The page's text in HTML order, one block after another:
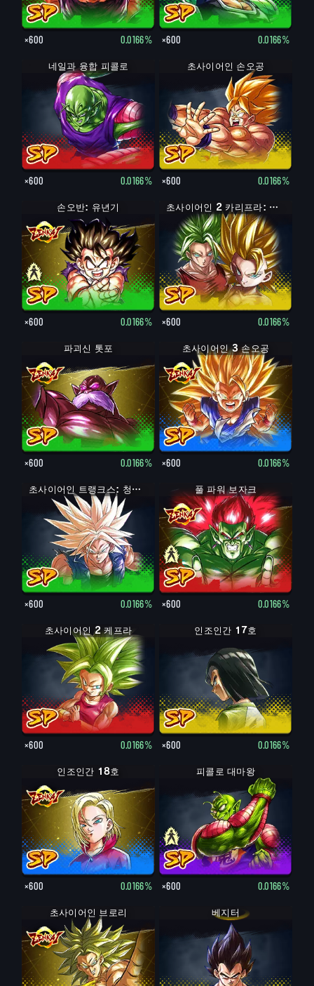
×600 0.0166% ×600 0.0166%
네일과 융합 피콜로
×600 0.0166%
초사이어인 손오공
×600 0.0166%
손오반: 유년기
×600 0.0166%
초사이어인 2 카리프라: 케일 (어시스트)
×600 0.0166%
파괴신 톳포
×600 0.0166%
초사이어인 3 손오공
×600 0.0166%
초사이어인 트랭크스: 청년기
×600 0.0166%
보자크
풀 파워 보자크
×600 0.0166%
초사이어인 2 케프라
×600 0.0166%
인조인간 17호
×600 0.0166%
인조인간 18호
×600 0.0166%
피콜로 대마왕: 노인
피콜로 대마왕
×600 0.0166%
초사이어인 브로리 베지터